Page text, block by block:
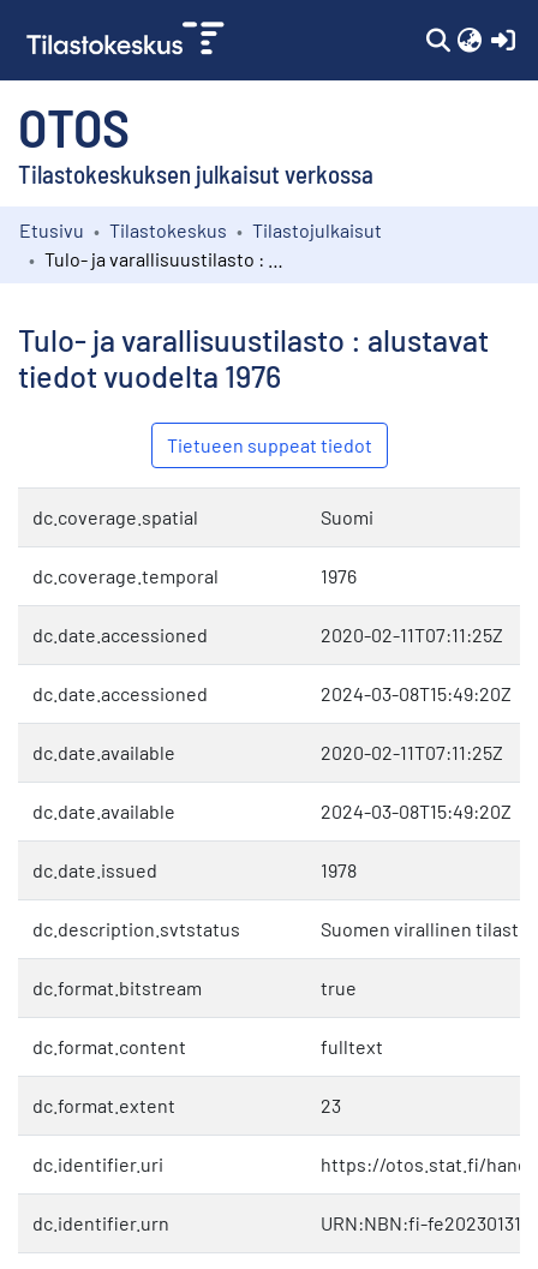
OTOS
Tilastokeskuksen julkaisut verkossa
Kokoelmat
Etusivu Tilastokeskus
Tilastojulkaisut
Tulo- ja varallisuustilasto : alustavat
tiedot vuodelta 1976
Tietueen suppeat tiedot
dc.coverage.spatial Suomi
dc.coverage.temporal 1976
dc.date.accessioned 2020-02-11T07:11:25Z
dc.date.accessioned 2024-03-08T15:49:20Z
dc.date.available 2020-02-11T07:11:25Z
dc.date.available 2024-03-08T15:49:20Z
dc.date.issued 1978
dc.description.svtstatus Suomen virallinen tilasto
dc.format.bitstream true
dc.format.content fulltext
dc.format.extent 23
dc.identifier.uri https://otos.stat.fi/
dc.identifier.urn URN:NBN:fi-